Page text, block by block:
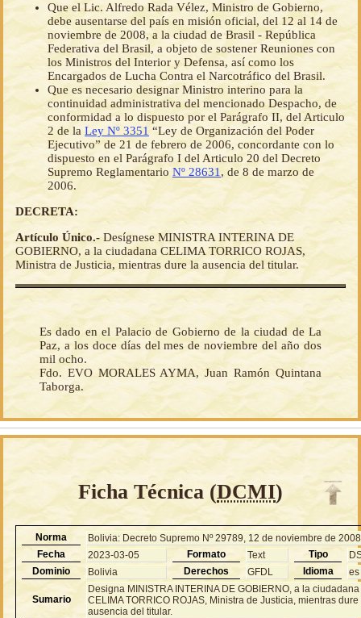
Que el Lic. Alfredo Rada Vélez, Ministro de Gobierno,
debe ausentarse del país en misión oficial, del 12 al 14 de
noviembre de 2008, a la ciudad de Brasil - República
Federativa del Brasil, a objeto de sostener Reuniones con
los Ministros del Interior y Defensa, así como los
Encargados de Lucha Contra el Narcotráfico del Brasil.
Que es necesario designar Ministro interino para la
continuidad administrativa del mencionado Despacho, de
conformidad a lo dispuesto por el Parágrafo II, del Articulo
2 de la Ley Nº 3351 “Ley de Organización del Poder
Ejecutivo” de 21 de febrero de 2006, concordante con lo
dispuesto en el Parágrafo I del Articulo 20 del Decreto
Supremo Reglamentario Nº 28631 , de 8 de marzo de
2006.
DECRETA:
Artículo Único.-Desígnese MINISTRA INTERINA DE
GOBIERNO, a la ciudadana CELIMA TORRICO ROJAS,
Ministra de Justicia, mientras dure la ausencia del titular.
Es dado en el Palacio de Gobierno de la ciudad de La
Paz, a los doce días del mes de noviembre del año dos
mil ocho.
Fdo. EVO MORALES AYMA, Juan Ramón Quintana
Taborga.
Ficha Técnica (DCMI)
Norma
Bolivia: Decreto Supremo Nº 29789, 12 de noviembre de 2008
Fecha
2023-03-05 Formato Text Tipo
Dominio
Bolivia Derechos GFDL Idioma es
Sumario
Designa MINISTRA INTERINA DE GOBIERNO, a la ciudadana
CELIMA TORRICO ROJAS, Ministra de Justicia, mientras dure
ausencia del titular.